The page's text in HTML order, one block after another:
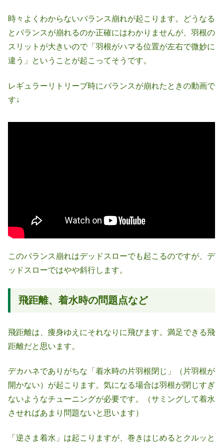
時々よくわからないバランス崩れが起こります。どうなる
とバランスが崩れるのか正確にはわかりませんが、羽根の
スリットが大きいので「羽根がハマる位置が左右で微妙に
違う」ということが起こってそうです。
レギュラーリトリーブ時にバランスが崩れたときの動画で
す↓
このバランス崩れはデッドスローでも起こるのですが、デ
ッドスローではやや斜行します。
飛距離、着水時の問題点など
飛距離は、痩身ゆえにそれなりに飛びます。満足できる飛
距離だと思います。
デカハネでありがちな「着水時の片羽根閉じ」（片羽根が
開かない）が起こります。気になる場合は羽根が閉じすぎ
ないようなチューニングが必要です。（サミングして着水
させればあまり問題ないと思います）
「逆さま着水」は起こりますが、巻きはじめるとクルッと